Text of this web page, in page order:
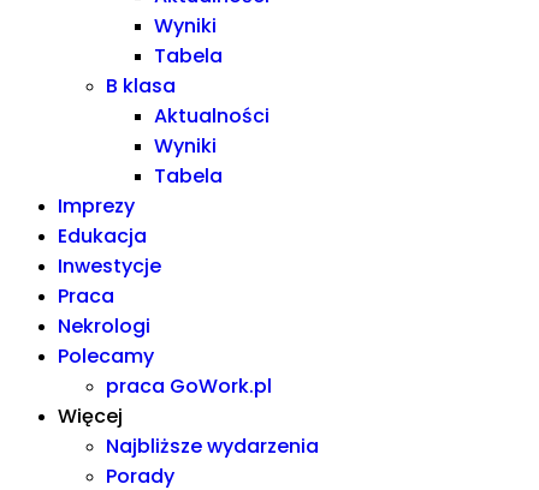
Wyniki
Tabela
B klasa
Aktualności
Wyniki
Tabela
Imprezy
Edukacja
Inwestycje
Praca
Nekrologi
Polecamy
praca GoWork.pl
Więcej
Najbliższe wydarzenia
Porady